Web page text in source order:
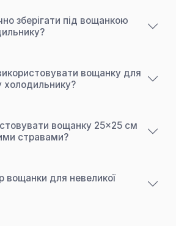
зберігати під вощанкою
вощанку для
холодильнику?
вощанку 25×25 см
стравами?
вощанки для невеликої